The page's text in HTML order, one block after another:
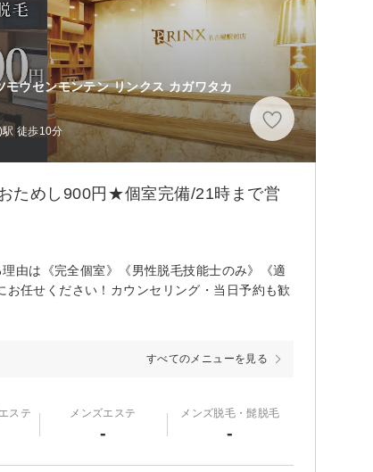
モウセンモンテン リンクス カガワタカ
駅 徒歩10分
ためし900円★個室完備/21時まで営
由は《完全個室》《男性脱毛技能士のみ》《適
任せください！カウンセリング・当日予約も歓
すべてのメニューを見る
ステ メンズエステ
-
メンズ脱毛・髭脱毛
-